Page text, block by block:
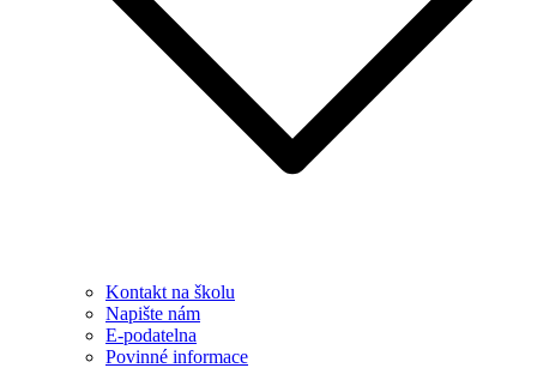
Kontakt na školu
Napište nám
E-podatelna
Povinné informace